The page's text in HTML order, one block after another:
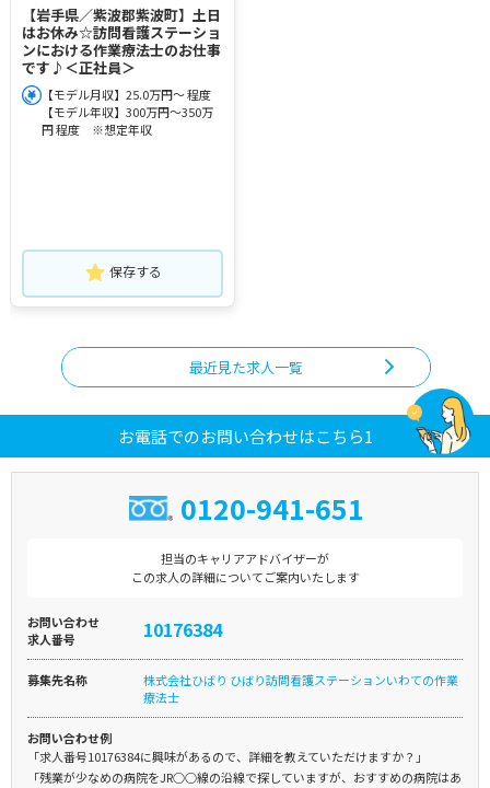
【岩手県／紫波郡紫波町】土日
はお休み☆訪問看護ステーショ
ンにおける作業療法士のお仕事
です♪＜正社員＞
【モデル月収】25.0万円～ 程度
【モデル年収】300万円～350万
円 程度 ※想定年収
保存する
最近見た求人一覧
お電話でのお問い合わせはこちら1
0120-941-651
担当のキャリアアドバイザーが
この求人の詳細についてご案内いたします
お問い合わせ
求人番号
10176384
募集先名称
株式会社ひばり ひばり訪問看護ステーションいわての作業
療法士
お問い合わせ例
「求人番号10176384に興味があるので、詳細を教えていただけますか？」
「残業が少なめの病院をJR○○線の沿線で探していますが、おすすめの病院はあ